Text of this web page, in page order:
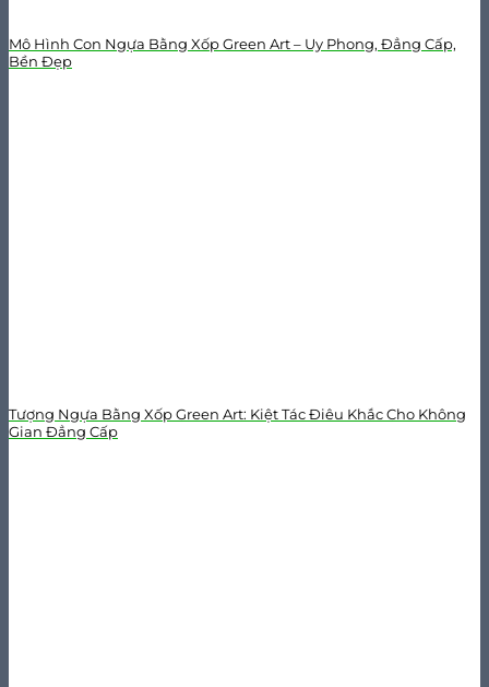
Mô Hình Con Ngựa Bằng Xốp Green Art – Uy Phong, Đẳng Cấp,
Bền Đẹp
Tượng Ngựa Bằng Xốp Green Art: Kiệt Tác Điêu Khắc Cho Không
Gian Đẳng Cấp